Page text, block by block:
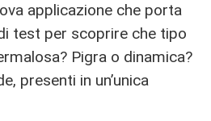
applicazione che porta
test per scoprire che tipo
Pigra o dinamica?
presenti in un’unica